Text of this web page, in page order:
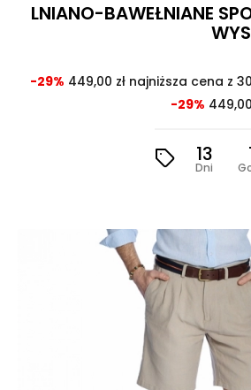
LNIANO-BAWEŁNIANE
-29% 449,00 zł najniższa cena z
-29%
13
Dni